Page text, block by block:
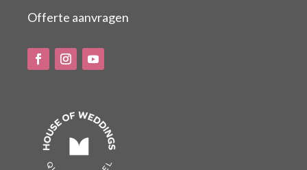
Offerte aanvragen